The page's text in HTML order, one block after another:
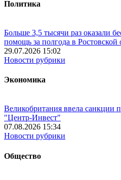
Политика
Больше 3,5 тысячи раз оказали
помощь за полгода в Ростовской
29.07.2026 15:02
Новости рубрики
Экономика
Великобритания ввела санкции
"Центр-Инвест"
07.08.2026 15:34
Новости рубрики
Общество